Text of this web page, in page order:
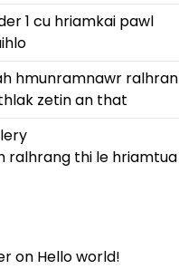
1 cu hriamkai pawl
hmunramnawr ralhran
zetin an that
ralhrang thi le hriamtua
on Hello world!